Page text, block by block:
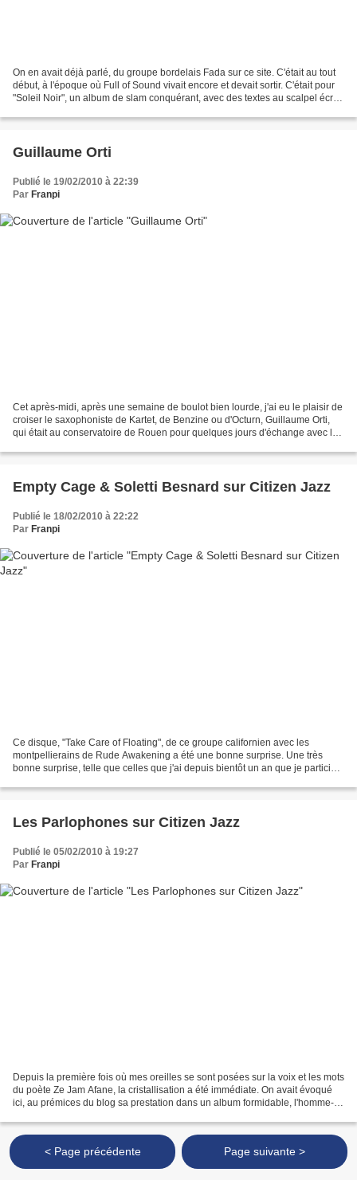
On en avait déjà parlé, du groupe bordelais Fada sur ce site. C'était au tout
début, à l'époque où Full of Sound vivait encore et devait sortir. C'était pour
"Soleil Noir", un album de slam conquérant, avec des textes au scalpel écrits
Guillaume Orti
Publié le 19/02/2010 à 22:39
Par Franpi
Cet après-midi, après une semaine de boulot bien lourde, j'ai eu le plaisir de
croiser le saxophoniste de Kartet, de Benzine ou d'Octurn, Guillaume Orti,
qui était au conservatoire de Rouen pour quelques jours d'échange avec la
Empty Cage & Soletti Besnard sur Citizen Jazz
Publié le 18/02/2010 à 22:22
Par Franpi
Ce disque, "Take Care of Floating", de ce groupe californien avec les
montpellierains de Rude Awakening a été une bonne surprise. Une très
bonne surprise, telle que celles que j'ai depuis bientôt un an que je participe
Les Parlophones sur Citizen Jazz
Publié le 05/02/2010 à 19:27
Par Franpi
Depuis la première fois où mes oreilles se sont posées sur la voix et les mots
du poète Ze Jam Afane, la cristallisation a été immédiate. On avait évoqué
ici, au prémices du blog sa prestation dans un album formidable, l'homme-
< Page précédente Page suivante >